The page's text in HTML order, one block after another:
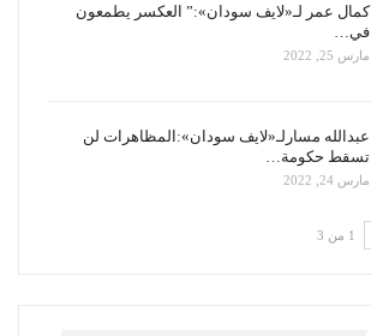
كمال عمر لـ«لايف سودان»:” العكسر يطمعون
في…
مارس 25, 2022
عبدالله مسارلـ«لايف سودان»:المظاهرات لن
تسقط حكومة…
مارس 24, 2022
1 من 3